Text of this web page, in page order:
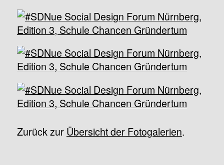
Zurück zur Übersicht der Fotogalerien.